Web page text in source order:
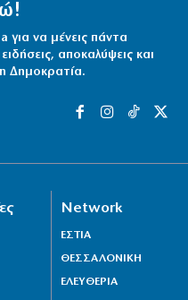
να μένεις πάντα
αποκαλύψεις και
Δημοκρατία.
Network
ΕΣΤΙΑ
ΘΕΣΣΑΛΟΝΙΚΗ
ΕΛΕΥΘΕΡΙΑ